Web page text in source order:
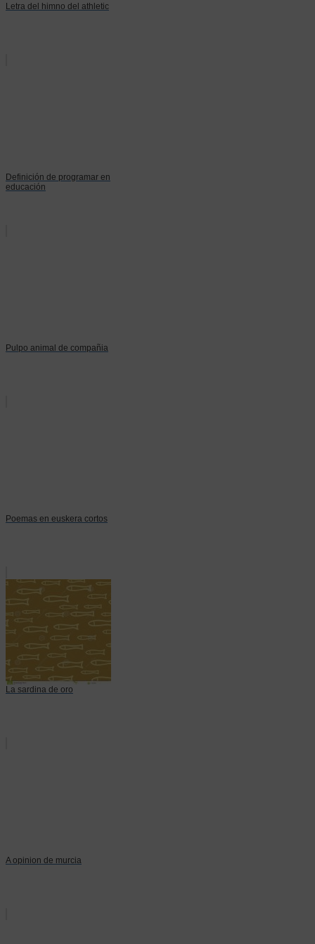
Letra del himno del athletic
Definición de programar en
educación
Pulpo animal de compañia
Poemas en euskera cortos
La sardina de oro
A opinion de murcia